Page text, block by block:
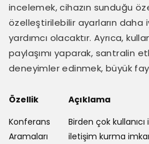
incelemek, cihazın sunduğu
özelleştirilebilir ayarların daha
yardımcı olacaktır. Ayrıca,
paylaşımı yaparak, santralin
deneyimler edinmek, büyük
Özellik Açıklama
Konferans
Aramaları
Birden çok kullanıcı
iletişim kurma